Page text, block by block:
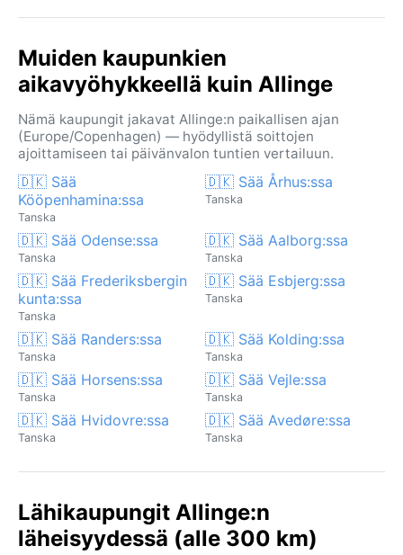
Muiden kaupunkien
aikavyöhykkeellä kuin Allinge
Nämä kaupungit jakavat Allinge:n paikallisen ajan
(Europe/Copenhagen) — hyödyllistä soittojen
ajoittamiseen tai päivänvalon tuntien vertailuun.
🇩🇰 Sää
Kööpenhamina:ssa
Tanska
🇩🇰 Sää Århus:ssa
Tanska
🇩🇰 Sää Odense:ssa
Tanska
🇩🇰 Sää Aalborg:ssa
Tanska
🇩🇰 Sää Frederiksbergin
kunta:ssa
Tanska
🇩🇰 Sää Esbjerg:ssa
Tanska
🇩🇰 Sää Randers:ssa
Tanska
🇩🇰 Sää Kolding:ssa
Tanska
🇩🇰 Sää Horsens:ssa
Tanska
🇩🇰 Sää Vejle:ssa
Tanska
🇩🇰 Sää Hvidovre:ssa
Tanska
🇩🇰 Sää Avedøre:ssa
Tanska
Lähikaupungit Allinge:n
läheisyydessä (alle 300 km)